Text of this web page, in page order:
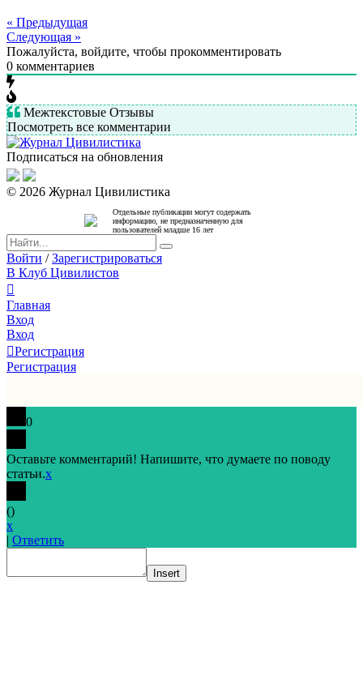
« Предыдущая
Следующая »
Пожалуйста, войдите, чтобы прокомментировать
0 комментариев
Межтекстовые Отзывы
Посмотреть все комментарии
Подписаться на обновления
© 2026 Журнал Цивилистика
Отдельные публикации могут содержать
информацию, не предназначенную для
пользователей младше 16 лет
Войти /Зарегистрироваться
В Клуб Цивилистов
Главная
Вход
Вход
Регистрация
Регистрация
0
Оставьте комментарий! Напишите, что думаете по поводу
статьи.x
()
x
| Ответить
Insert